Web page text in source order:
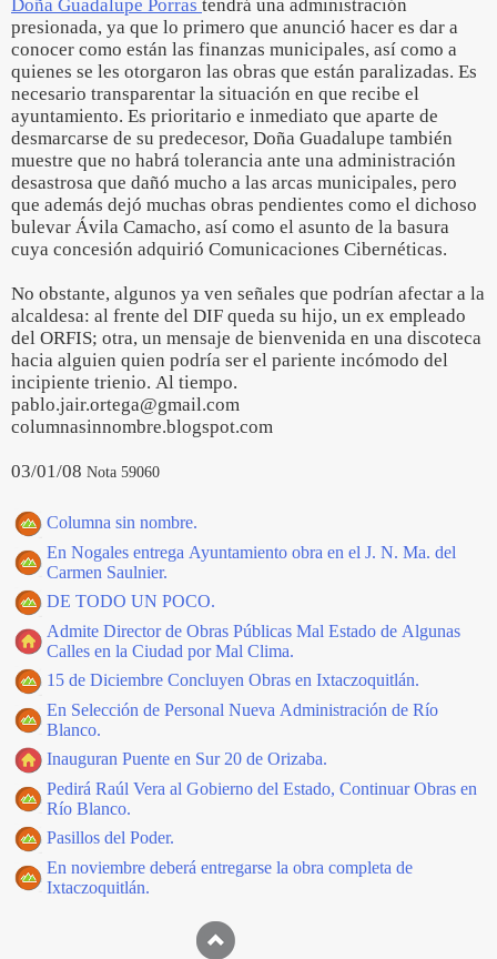
Doña Guadalupe Porras tendrá una administración
presionada, ya que lo primero que anunció hacer es dar a
conocer como están las finanzas municipales, así como a
quienes se les otorgaron las obras que están paralizadas. Es
necesario transparentar la situación en que recibe el
ayuntamiento. Es prioritario e inmediato que aparte de
desmarcarse de su predecesor, Doña Guadalupe también
muestre que no habrá tolerancia ante una administración
desastrosa que dañó mucho a las arcas municipales, pero
que además dejó muchas obras pendientes como el dichoso
bulevar Ávila Camacho, así como el asunto de la basura
cuya concesión adquirió Comunicaciones Cibernéticas.
No obstante, algunos ya ven señales que podrían afectar a la
alcaldesa: al frente del DIF queda su hijo, un ex empleado
del ORFIS; otra, un mensaje de bienvenida en una discoteca
hacia alguien quien podría ser el pariente incómodo del
incipiente trienio. Al tiempo.
pablo.jair.ortega@gmail.com
columnasinnombre.blogspot.com
03/01/08 Nota 59060
Columna sin nombre.
En Nogales entrega Ayuntamiento obra en el J. N. Ma. del
Carmen Saulnier.
DE TODO UN POCO.
Admite Director de Obras Públicas Mal Estado de Algunas
Calles en la Ciudad por Mal Clima.
15 de Diciembre Concluyen Obras en Ixtaczoquitlán.
En Selección de Personal Nueva Administración de Río
Blanco.
Inauguran Puente en Sur 20 de Orizaba.
Pedirá Raúl Vera al Gobierno del Estado, Continuar Obras en
Río Blanco.
Pasillos del Poder.
En noviembre deberá entregarse la obra completa de
Ixtaczoquitlán.